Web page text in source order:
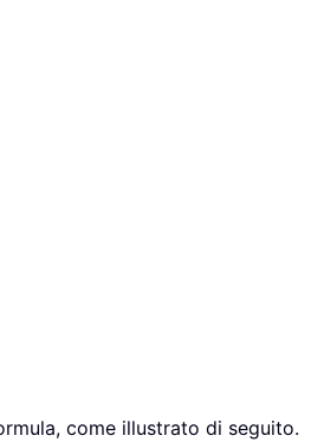
come illustrato di seguito.